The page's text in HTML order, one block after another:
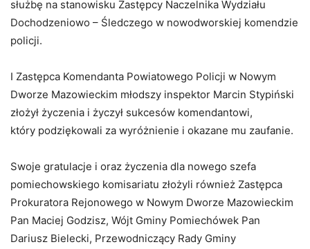
służbę na stanowisku Zastępcy Naczelnika Wydziału
Dochodzeniowo – Śledczego w nowodworskiej komendzie
policji.
I Zastępca Komendanta Powiatowego Policji w Nowym
Dworze Mazowieckim młodszy inspektor Marcin Stypiński
złożył życzenia i życzył sukcesów komendantowi,
który podziękowali za wyróżnienie i okazane mu zaufanie.
Swoje gratulacje i oraz życzenia dla nowego szefa
pomiechowskiego komisariatu złożyli również Zastępca
Prokuratora Rejonowego w Nowym Dworze Mazowieckim
Pan Maciej Godzisz, Wójt Gminy Pomiechówek Pan
Dariusz Bielecki, Przewodniczący Rady Gminy